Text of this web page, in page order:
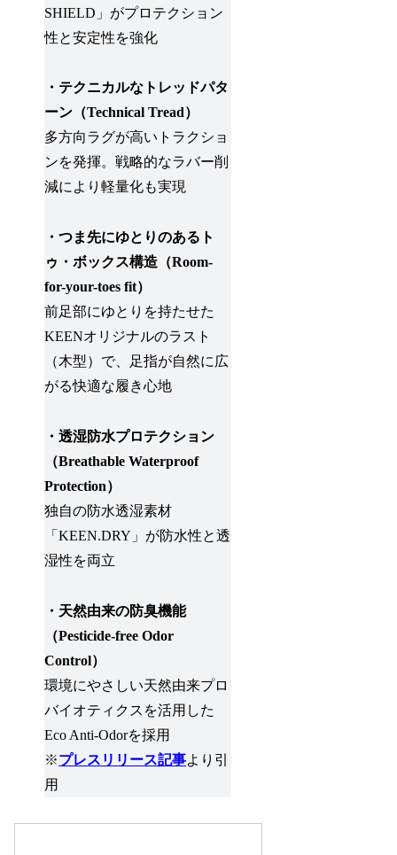
SHIELD」がプロテクション
性と安定性を強化
・テクニカルなトレッドパタ
ーン（Technical Tread）
多方向ラグが高いトラクショ
ンを発揮。戦略的なラバー削
減により軽量化も実現
・つま先にゆとりのあるト
ゥ・ボックス構造（Room-
for-your-toes fit）
前足部にゆとりを持たせた
KEENオリジナルのラスト
（木型）で、足指が自然に広
がる快適な履き心地
・透湿防水プロテクション
（Breathable Waterproof
Protection）
独自の防水透湿素材
「KEEN.DRY」が防水性と透
湿性を両立
・天然由来の防臭機能
（Pesticide-free Odor
Control）
環境にやさしい天然由来プロ
バイオティクスを活用した
Eco Anti-Odorを採用
※プレスリリース記事より引
用